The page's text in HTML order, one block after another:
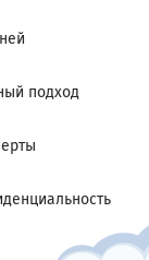
подход